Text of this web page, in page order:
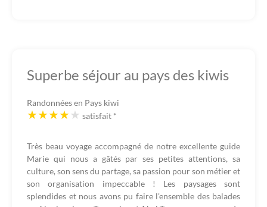
Superbe séjour au pays des kiwis
Randonnées en Pays kiwi
satisfait *
Très beau voyage accompagné de notre excellente guide
Marie qui nous a gâtés par ses petites attentions, sa
culture, son sens du partage, sa passion pour son métier et
son organisation impeccable ! Les paysages sont
splendides et nous avons pu faire l'ensemble des balades